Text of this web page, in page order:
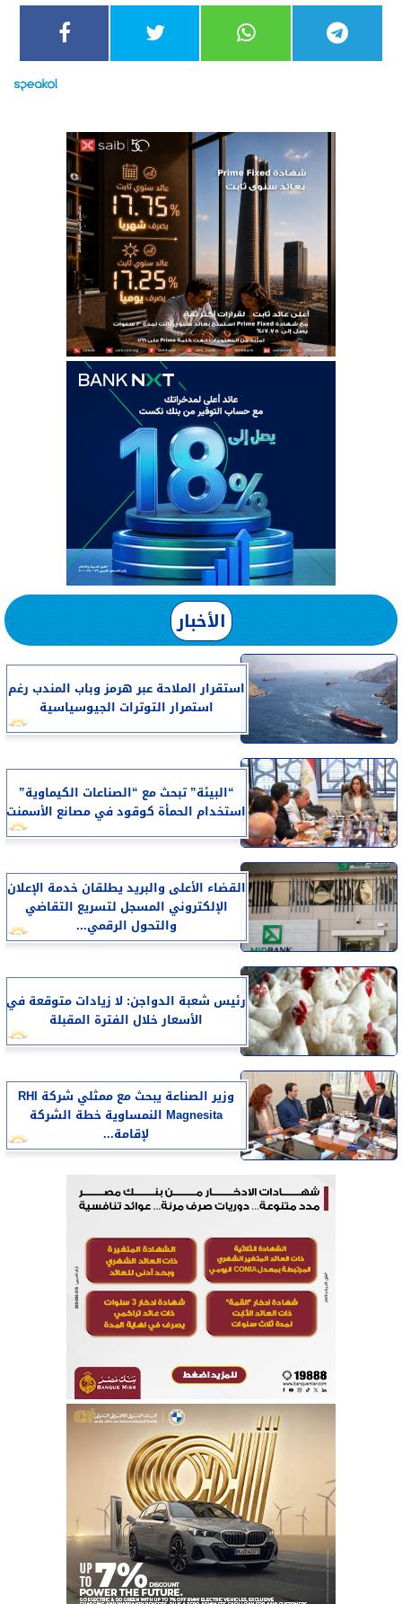
الأخبار
استقرار الملاحة عبر هرمز وباب المندب رغم
استمرار التوترات الجيوسياسية
“البيئة” تبحث مع “الصناعات الكيماوية”
استخدام الحمأة كوقود في مصانع الأسمنت
القضاء الأعلى والبريد يطلقان خدمة الإعلان
الإلكتروني المسجل لتسريع التقاضي
والتحول الرقمي...
رئيس شعبة الدواجن: لا زيادات متوقعة في
الأسعار خلال الفترة المقبلة
وزير الصناعة يبحث مع ممثلي شركة RHI
Magnesita النمساوية خطة الشركة
لإقامة...